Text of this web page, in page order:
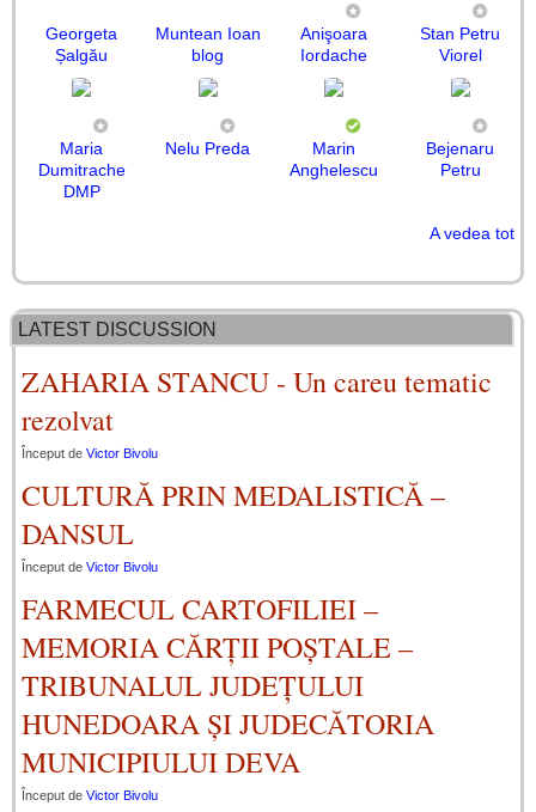
Georgeta
Șalgău
Muntean Ioan
blog
Anişoara
Iordache
Stan Petru
Viorel
Maria
Dumitrache
DMP
Nelu Preda
Marin
Anghelescu
Bejenaru
Petru
CARACAS
MIRCEA
FLORIN
Mariana
Rogoz
Stratulat
Maria-Ileana
Tănase
Daniela
Vîlceanu
Matei Ioaniţiu Paul Rotaru Johnny Em
Nitu
Constantin
Rodica
Bogdan
Petru Plătică Pop Dorina Ada Nemescu
DANDU
BRIEL
Constantin
Bidulescu
A vedea tot
LATEST DISCUSSION
ZAHARIA STANCU - Un careu tematic
rezolvat
Început de Victor Bivolu
CULTURĂ PRIN MEDALISTICĂ –
DANSUL
Început de Victor Bivolu
FARMECUL CARTOFILIEI –
MEMORIA CĂRȚII POȘTALE –
TRIBUNALUL JUDEȚULUI
HUNEDOARA ȘI JUDECĂTORIA
MUNICIPIULUI DEVA
Început de Victor Bivolu